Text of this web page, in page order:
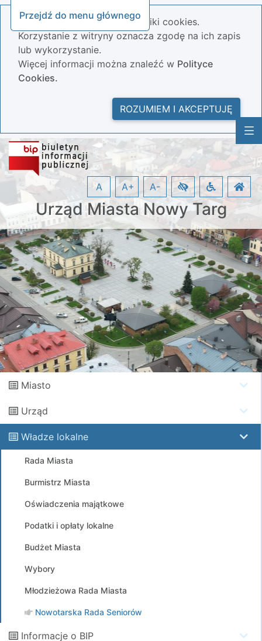
Przejdź do menu głównego
Nasza strona wykorzystuje pliki cookies.
Korzystanie z witryny oznacza zgodę na ich zapis
lub wykorzystanie.
Więcej informacji można znaleźć w Polityce
Cookies.
ROZUMIEM I AKCEPTUJĘ
Urząd Miasta Nowy Targ
A A+ A-
Miasto
Urząd
Władze lokalne
Rada Miasta
Burmistrz Miasta
Oświadczenia majątkowe
Podatki i opłaty lokalne
Budżet Miasta
Wybory
Młodzieżowa Rada Miasta
Nowotarska Rada Seniorów
Informacje o BIP